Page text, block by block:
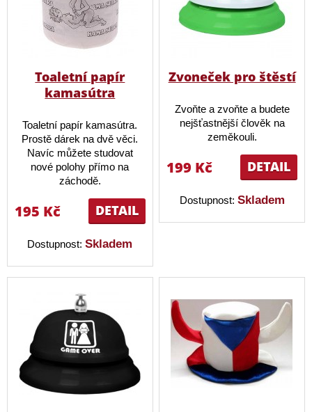
Toaletní papír
kamasútra
Toaletní papír kamasútra.
Prostě dárek na dvě věci.
Navíc můžete studovat
nové polohy přímo na
záchodě.
DETAIL
195 Kč
Dostupnost:Skladem
Zvoneček pro štěstí
Zvoňte a zvoňte a budete
nejšťastnější člověk na
zeměkouli.
DETAIL
199 Kč
Dostupnost: Skladem